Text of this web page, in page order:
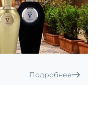
рамках коллекции
историческим
Италии эпохи
и опасно
любовной
символом
невозможно
всегда добивалась
Подробнее